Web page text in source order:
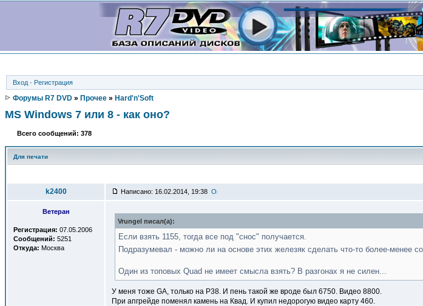
Вход · Регистрация
Форумы R7 DVD » Прочее » Hard'n'Soft
MS Windows 7 или 8 - как оно?
Всего сообщений: 378
Для печати
k2400 Написано: 16.02.2014, 19:38
Ветеран
Регистрация: 07.05.2006
Сообщений: 5251
Откуда: Москва
Vrungel писал(a):
Если взять 1155, тогда все под "снос" получается.
Подразумевал - можно ли на основе этих железяк сделать что-то более-менее
Один из топовых Quad не имеет смысла взять? В разгонах я не силен...
У меня тоже GA, только на P38. И пень такой же вроде был 6750. Видео 8800.
При апгрейде поменял камень на Квад. И купил недорогую видео карту 460.